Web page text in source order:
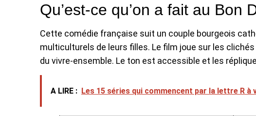
Qu’est-ce qu’on a fait au Bon
Cette comédie française suit un couple bourgeois
multiculturels de leurs filles. Le film joue sur les
du vivre-ensemble. Le ton est accessible et les
A LIRE : Les 15 séries qui commencent par la lettre R à